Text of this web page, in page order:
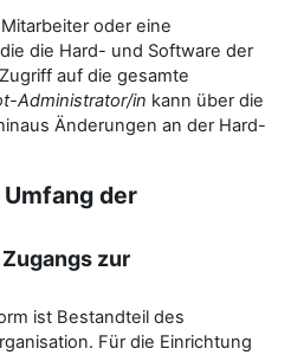
oder eine
die Hard- und Software der
auf die gesamte
Administrator/in kann über die
Änderungen an der Hard-
der
zur
ist Bestandteil des
Für die Einrichtung